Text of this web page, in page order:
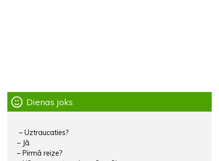
Dienas joks
– Uztraucaties?
– Jā.
– Pirmā reize?